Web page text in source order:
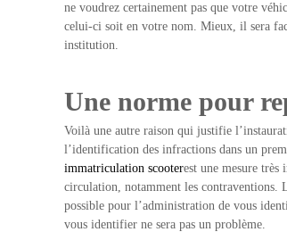
ne voudrez certainement pas que votre
celui-ci soit en votre nom. Mieux, il sera
institution.
Une norme pour
Voilà une autre raison qui justifie
l’identification des infractions dans un
immatriculation scooterest une mesure
circulation, notamment les contraventions.
possible pour l’administration de vous
vous identifier ne sera pas un problème.